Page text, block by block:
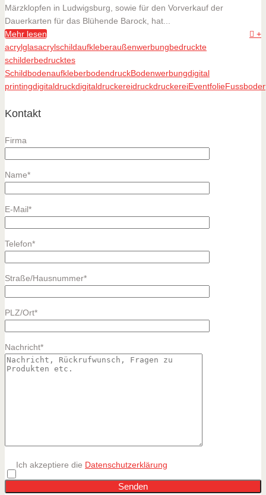
Märzklopfen in Ludwigsburg, sowie für den Vorverkauf der
Dauerkarten für das Blühende Barock, hat...
Mehr lesen
+
acrylglasacrylschildaufkleberaußenwerbungbedruckte
schilderbedrucktes
SchildbodenaufkleberbodendruckBodenwerbungdigital
printingdigitaldruckdigitaldruckereidruckdruckereiEventfolie
Kontakt
Firma
Name*
E-Mail*
Telefon*
Straße/Hausnummer*
PLZ/Ort*
Nachricht*
Ich akzeptiere die Datenschutzerklärung